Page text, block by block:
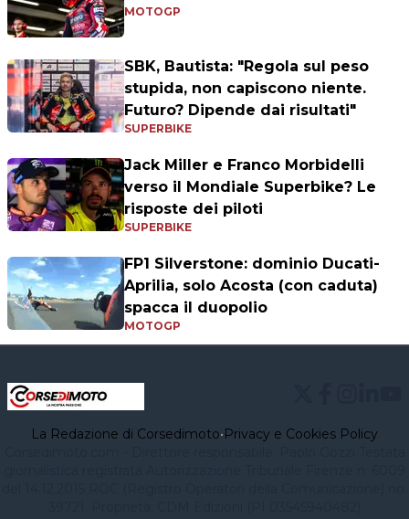
MOTOGP
SBK, Bautista: "Regola sul peso
stupida, non capiscono niente.
Futuro? Dipende dai risultati"
SUPERBIKE
Jack Miller e Franco Morbidelli
verso il Mondiale Superbike? Le
risposte dei piloti
SUPERBIKE
FP1 Silverstone: dominio Ducati-
Aprilia, solo Acosta (con caduta)
spacca il duopolio
MOTOGP
La Redazione di Corsedimoto•Privacy e Cookies Policy